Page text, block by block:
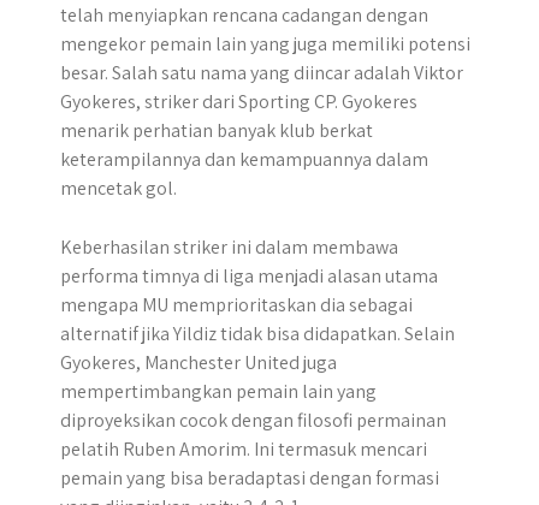
telah menyiapkan rencana cadangan dengan
mengekor pemain lain yang juga memiliki potensi
besar.​ Salah satu nama yang diincar adalah Viktor
Gyokeres, striker dari Sporting CP. Gyokeres
menarik perhatian banyak klub berkat
keterampilannya dan kemampuannya dalam
mencetak gol.
Keberhasilan striker ini dalam membawa
performa timnya di liga menjadi alasan utama
mengapa MU memprioritaskan dia sebagai
alternatif jika Yildiz tidak bisa didapatkan. Selain
Gyokeres, Manchester United juga
mempertimbangkan pemain lain yang
diproyeksikan cocok dengan filosofi permainan
pelatih Ruben Amorim. Ini termasuk mencari
pemain yang bisa beradaptasi dengan formasi